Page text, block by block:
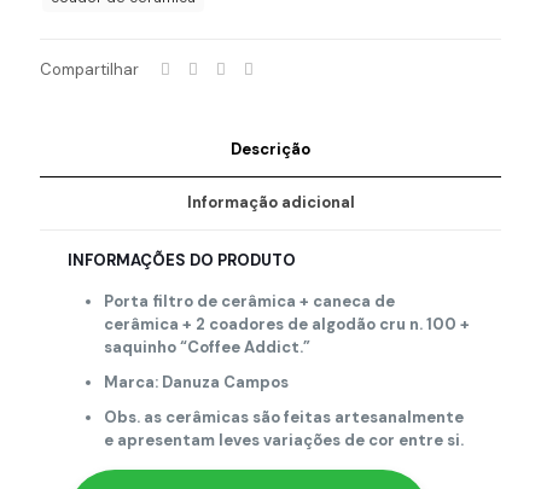
Compartilhar
Descrição
Informação adicional
INFORMAÇÕES DO PRODUTO
Porta filtro de cerâmica + caneca de
cerâmica + 2 coadores de algodão cru n. 100 +
saquinho “Coffee Addict.”
Marca: Danuza Campos
Obs. as cerâmicas são feitas artesanalmente
e apresentam leves variações de cor entre si.